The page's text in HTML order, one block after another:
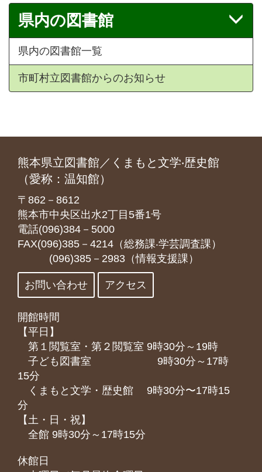
県内の図書館
県内の図書館一覧
市町村立図書館からのお知らせ
熊本県立図書館／くまもと文学‧歴史館
（愛称：温知館）
〒862－8612
熊本市中央区出水2丁目5番1号
電話(096)384－5000
FAX(096)385－4214（総務課‧学芸調査課）
(096)385－2983（情報支援課）
お問い合わせ アクセス
開館時間
【平日】
第１閲覧室・第２閲覧室 9時30分～19時
子ども図書室 9時30分～17時
15分
くまもと⽂学・歴史館 9時30分〜17時15
分
【土・日・祝】
全館 9時30分～17時15分
休館日